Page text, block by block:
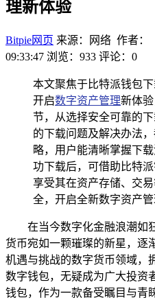
理新体验
Bitpie网页 来源：网络 作者：
09:33:47 浏览：933 评论：0
本文聚焦于比特派钱包
开启数字资产管理新体
节，从选择安全可靠的
的下载问题及解决办法
略，用户能清晰掌握下
功下载后，可借助比特
享受其在资产存储、交
全，开启全新数字资产管
在当今数字化金融浪潮如
货币宛如一颗璀璨的新星，逐
机遇与挑战的数字货币领域，
数字钱包，无疑成为广大投资
钱包，作为一款备受瞩目与青